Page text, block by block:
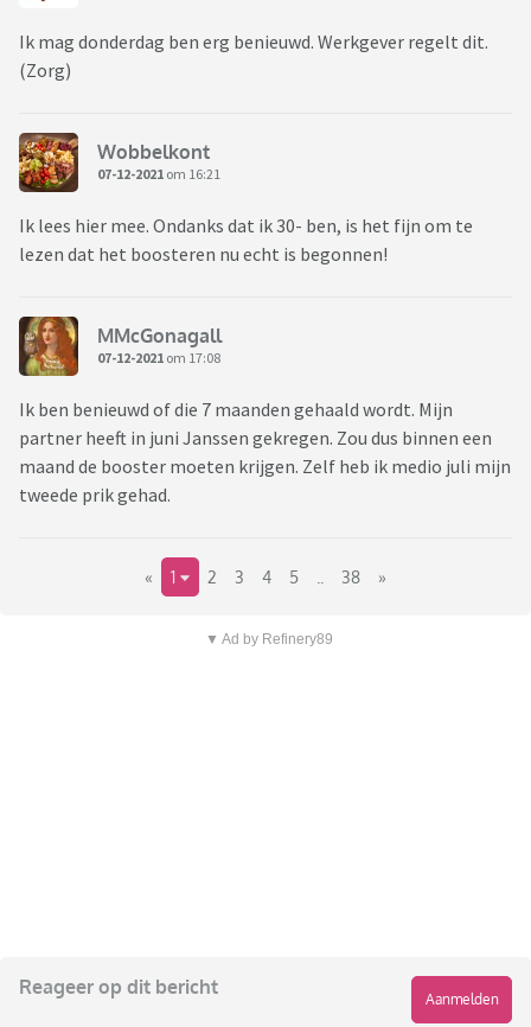
Ik mag donderdag ben erg benieuwd. Werkgever regelt dit.
(Zorg)
Wobbelkont
07-12-2021 om 16:21
Ik lees hier mee. Ondanks dat ik 30- ben, is het fijn om te
lezen dat het boosteren nu echt is begonnen!
MMcGonagall
07-12-2021 om 17:08
Ik ben benieuwd of die 7 maanden gehaald wordt. Mijn
partner heeft in juni Janssen gekregen. Zou dus binnen een
maand de booster moeten krijgen. Zelf heb ik medio juli mijn
tweede prik gehad.
« 1 2 3 4 5 38 »
▼ Ad by Refinery89
Reageer op dit bericht
Aanmelden